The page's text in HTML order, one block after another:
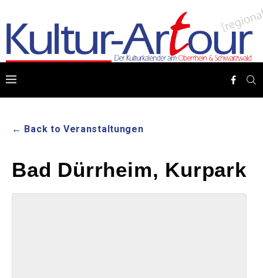
← Back to Veranstaltungen
Bad Dürrheim, Kurpark